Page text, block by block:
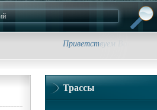
Приветствуем Вас на
Трассы